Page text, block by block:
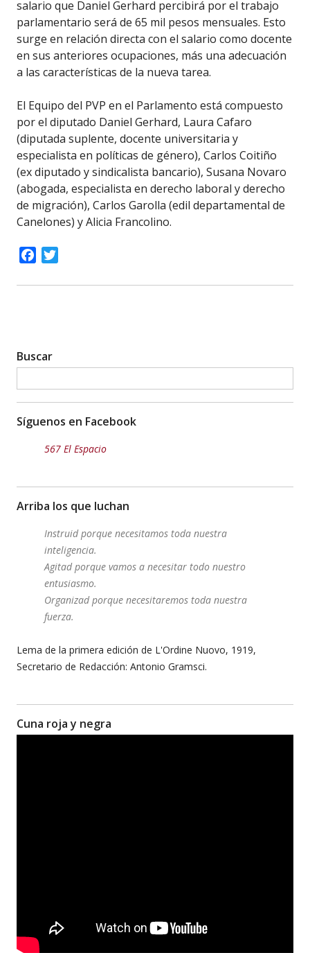
salario que Daniel Gerhard percibirá por el trabajo
parlamentario será de 65 mil pesos mensuales. Esto
surge en relación directa con el salario como docente
en sus anteriores ocupaciones, más una adecuación
a las características de la nueva tarea.
El Equipo del PVP en el Parlamento está compuesto
por el diputado Daniel Gerhard, Laura Cafaro
(diputada suplente, docente universitaria y
especialista en políticas de género), Carlos Coitiño
(ex diputado y sindicalista bancario), Susana Novaro
(abogada, especialista en derecho laboral y derecho
de migración), Carlos Garolla (edil departamental de
Canelones) y Alicia Francolino.
Facebook
Buscar
Síguenos en Facebook
567 El Espacio
Arriba los que luchan
Instruid porque necesitamos toda nuestra
inteligencia.
Agitad porque vamos a necesitar todo nuestro
entusiasmo.
Organizad porque necesitaremos toda nuestra
fuerza.
Lema de la primera edición de L'Ordine Nuovo, 1919,
Secretario de Redacción: Antonio Gramsci.
Cuna roja y negra